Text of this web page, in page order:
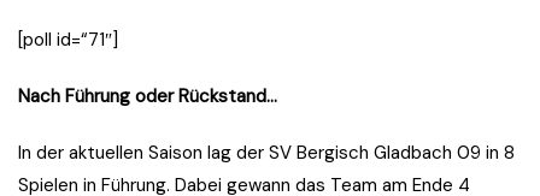
[poll id=“71″]
Nach Führung oder Rückstand…
In der aktuellen Saison lag der SV Bergisch Gladbach 09 in 8
Spielen in Führung. Dabei gewann das Team am Ende 4